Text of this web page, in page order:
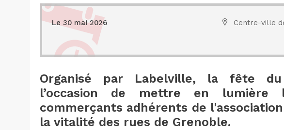
Le 30 mai 2026 Centre-ville
Organisé par Labelville, la fête
l’occasion de mettre en lumière
commerçants adhérents de
la vitalité des rues de Grenoble.